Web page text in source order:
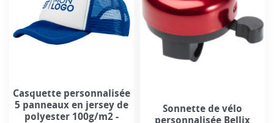
Casquette personnalisée
5 panneaux en jersey de
polyester 100g/m2 -
Sonnette de vélo
personnalisée Bellix